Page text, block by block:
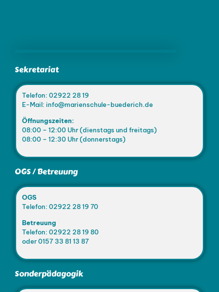
Sekretariat
Telefon: 02922 28 19
E-Mail: info@marienschule-buederich.de
Öffnungszeiten:
08:00 – 12:00 Uhr (dienstags und freitags)
08:00 – 12:30 Uhr (donnerstags)
OGS / Betreuung
OGS
Telefon: 02922 28 19 70
Betreuung
Telefon: 02922 28 19 80
oder 0157 33 81 13 87
Sonderpädagogik